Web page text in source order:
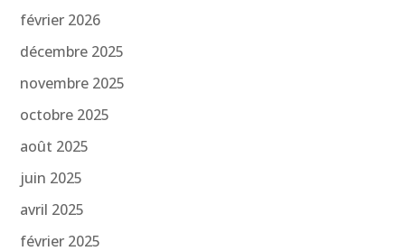
février 2026
décembre 2025
novembre 2025
octobre 2025
août 2025
juin 2025
avril 2025
février 2025